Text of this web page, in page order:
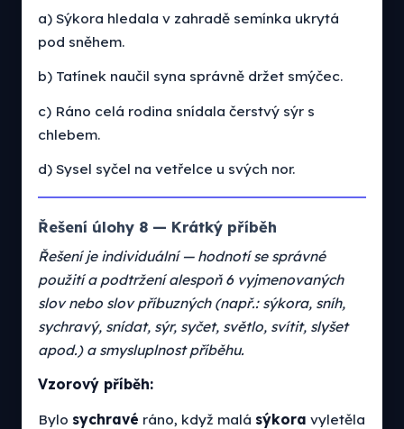
a) Sýkora hledala v zahradě semínka ukrytá
pod sněhem.
b) Tatínek naučil syna správně držet smýčec.
c) Ráno celá rodina snídala čerstvý sýr s
chlebem.
d) Sysel syčel na vetřelce u svých nor.
Řešení úlohy 8 — Krátký příběh
Řešení je individuální — hodnotí se správné
použití a podtržení alespoň 6 vyjmenovaných
slov nebo slov příbuzných (např.: sýkora, sníh,
sychravý, snídat, sýr, syčet, světlo, svítit, slyšet
apod.) a smysluplnost příběhu.
Vzorový příběh:
Bylo sychravé ráno, když malá sýkora vyletěla